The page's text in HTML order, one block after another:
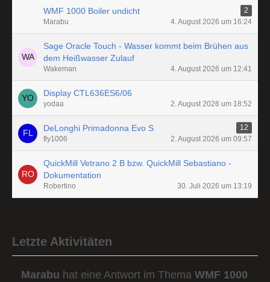
WMF 1000 Boiler undicht
2
Marabu
4. August 2026 um 16:24
Sage Oracle Touch - Wasser kommt beim Brühen aus
dem Heißwasser Zulauf
Wakeman 4. August 2026 um 12:41
Display CTL636ES6/06
yodaa 2. August 2026 um 18:52
DeLonghi Primadonna Evo S
12
fly1006
2. August 2026 um 09:57
QuickMill Vetrano 2 B bzw. QuickMill Sebastiano -
Dokumentation
Robertino 30. Juli 2026 um 13:19
Letzte Aktivitäten
Marabu hat eine Antwort im Thema WMF 1000